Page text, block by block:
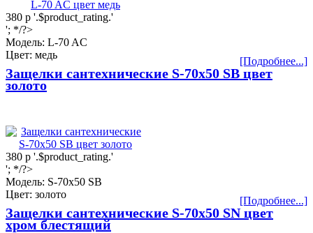
380 р '.$product_rating.'
'; */?>
Модель: L-70 AC
Цвет: медь
[Подробнее...]
Защелки сантехнические S-70х50 SB цвет
золото
380 р '.$product_rating.'
'; */?>
Модель: S-70х50 SB
Цвет: золото
[Подробнее...]
Защелки сантехнические S-70х50 SN цвет
хром блестящий